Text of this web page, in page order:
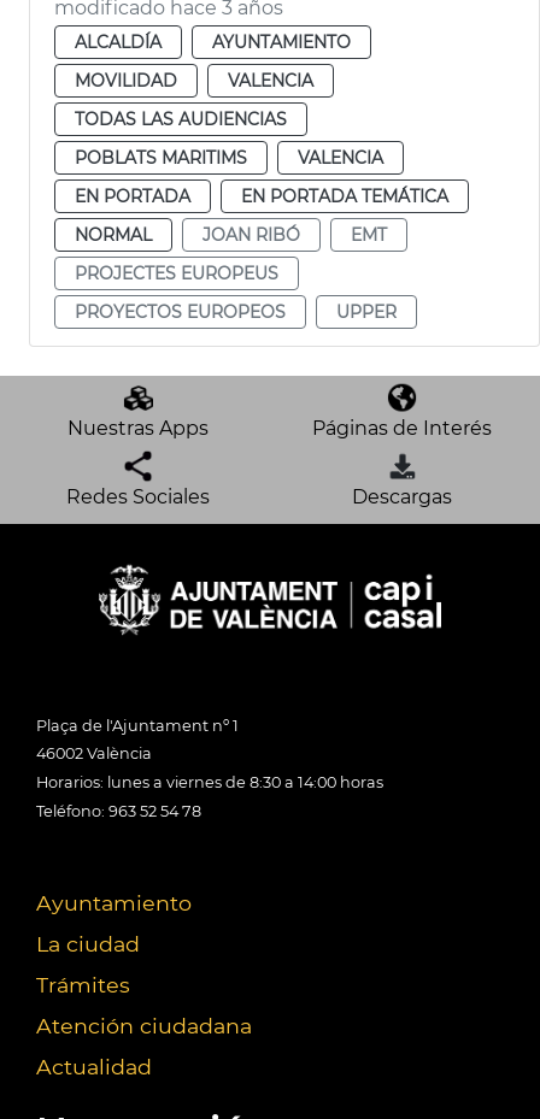
modificado hace 3 años
ALCALDÍA
AYUNTAMIENTO
MOVILIDAD
VALENCIA
TODAS LAS AUDIENCIAS
POBLATS MARITIMS
VALENCIA
EN PORTADA
EN PORTADA TEMÁTICA
NORMAL
JOAN RIBÓ
EMT
PROJECTES EUROPEUS
PROYECTOS EUROPEOS
UPPER
Nuestras Apps Páginas de Interés
Redes Sociales Descargas
Plaça de l'Ajuntament nº 1
46002 València
Horarios: lunes a viernes de 8:30 a 14:00 horas
Teléfono: 963 52 54 78
Ayuntamiento
La ciudad
Trámites
Atención ciudadana
Actualidad